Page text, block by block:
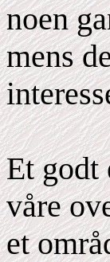
noen
mens
Et godt
våre
et